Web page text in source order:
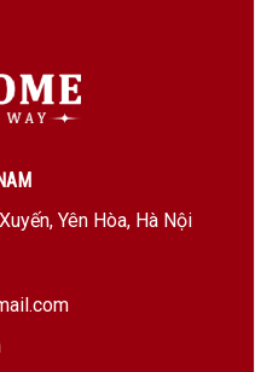
Yên Hòa, Hà Nội